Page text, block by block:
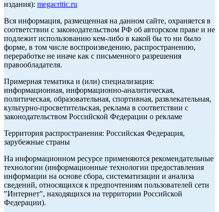
издания): megacritic.ru
Вся информация, размещенная на данном сайте, охраняется в
соответствии с законодательством РФ об авторском праве и не
подлежит использованию кем-либо в какой бы то ни было
форме, в том числе воспроизведению, распространению,
переработке не иначе как с письменного разрешения
правообладателя.
Примерная тематика и (или) специализация:
информационная, информационно-аналитическая,
политическая, образовательная, спортивная, развлекательная,
культурно-просветительская, реклама в соответствии с
законодательством Российской Федерации о рекламе
Территория распространения: Российская Федерация,
зарубежные страны
На информационном ресурсе применяются рекомендательные
технологии (информационные технологии предоставления
информации на основе сбора, систематизации и анализа
сведений, относящихся к предпочтениям пользователей сети
"Интернет", находящихся на территории Российской
Федерации).